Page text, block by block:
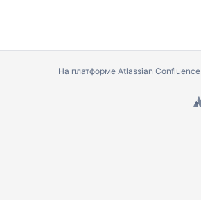
На платформе Atlassian Confluence